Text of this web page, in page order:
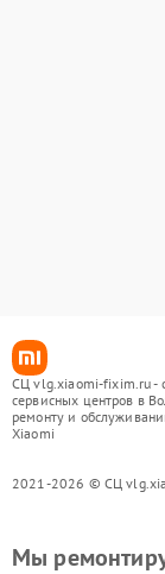
СЦ vlg.xiaomi-fixim.ru -
сервисных центров в
ремонту и
Xiaomi
2021-2026 © СЦ
Мы